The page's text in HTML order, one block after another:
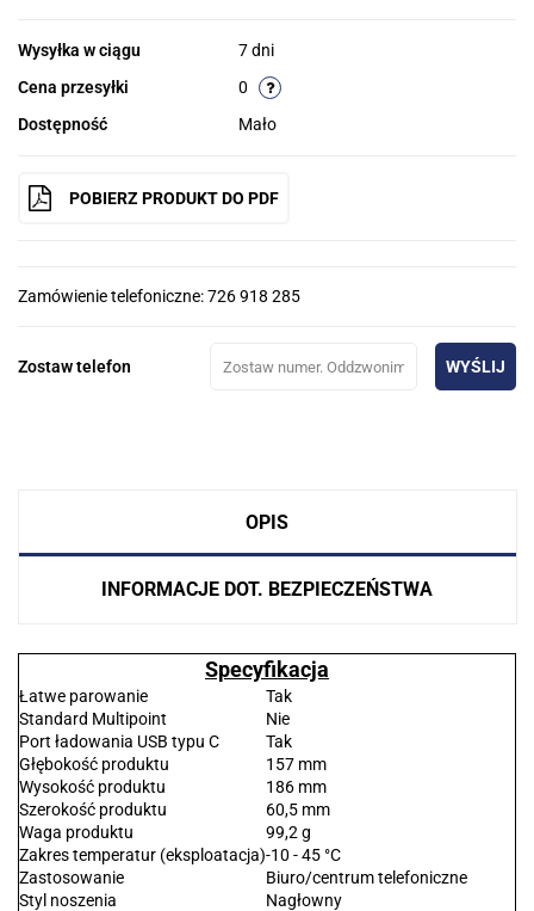
Wysyłka w ciągu
7 dni
Cena przesyłki
0
Dostępność
Mało
POBIERZ PRODUKT DO PDF
Zamówienie telefoniczne: 726 918 285
Zostaw telefon WYŚLIJ
OPIS
INFORMACJE DOT. BEZPIECZEŃSTWA
Specyfikacja
Łatwe parowanie
Tak
Standard Multipoint
Nie
Port ładowania USB typu C
Tak
Głębokość produktu
157 mm
Wysokość produktu
186 mm
Szerokość produktu
60,5 mm
Waga produktu
99,2 g
Zakres temperatur (eksploatacja)-10 - 45 °C
Zastosowanie
Biuro/centrum telefoniczne
Styl noszenia
Nagłowny